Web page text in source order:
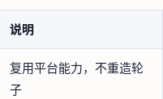
说明
复用平台能力，不重造轮
子